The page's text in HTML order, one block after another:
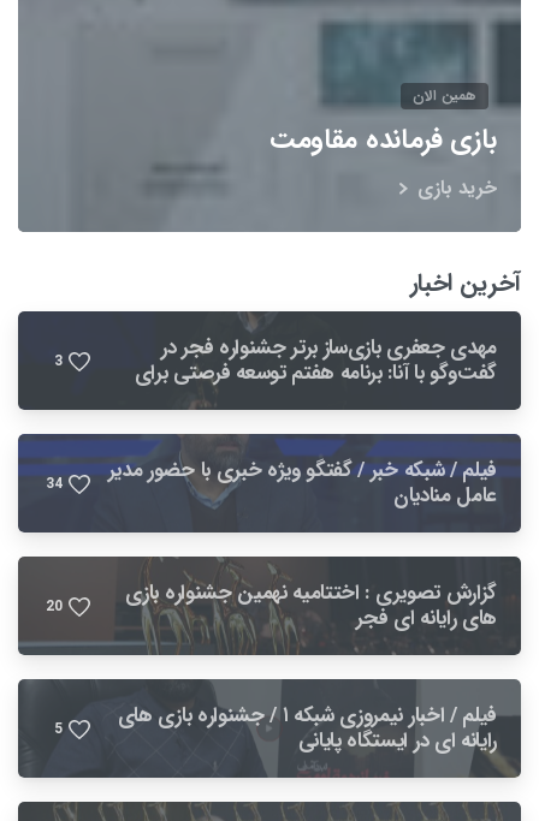
همین الان
بازی فرمانده مقاومت
خرید بازی
آخرین اخبار
مهدی جعفری بازی‌ساز برتر جشنواره فجر در
گفت‌وگو با آنا: برنامه هفتم توسعه فرصتی برای 3
فیلم / شبکه خبر / گفتگو ویژه خبری با حضور مدیر
عامل منادیان 34
گزارش تصویری : اختتامیه نهمین جشنواره بازی
های رایانه ای فجر 20
فیلم / اخبار نیمروزی شبکه ۱ / جشنواره بازی های
رایانه ای در ایستگاه پایانی 5